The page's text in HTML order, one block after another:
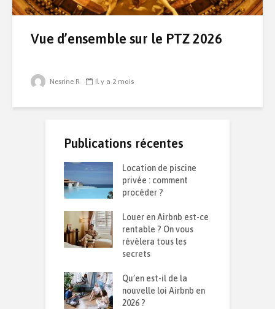
Vue d’ensemble sur le PTZ 2026
Nesrine R Il y a 2 mois
Publications récentes
Location de piscine
privée : comment
procéder ?
Louer en Airbnb est-ce
rentable ? On vous
révèlera tous les
secrets
Qu’en est-il de la
nouvelle loi Airbnb en
2026 ?